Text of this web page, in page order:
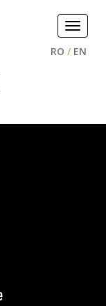
Toggle
RO / EN